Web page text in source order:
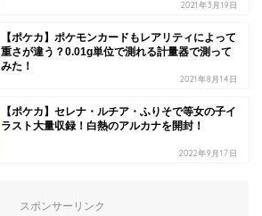
2021年3月19日
【ポケカ】ポケモンカードもレアリティによって
重さが違う？0.01g単位で測れる計量器で測って
みた！
2021年8月14日
【ポケカ】セレナ・ルチア・ふりそで等女の子イ
ラスト大量収録！白熱のアルカナを開封！
2022年9月17日
スポンサーリンク